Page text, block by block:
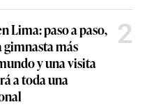
Lima: paso a paso,
gimnasta más
y una visita
a toda una
2